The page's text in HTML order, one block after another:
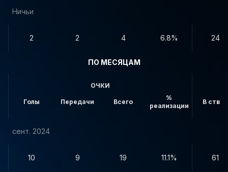
Ничьи
2 2 4 6.8% 24
ПО МЕСЯЦАМ
ОЧКИ
Голы Передачи Всего
%
реализации
В створ
сент. 2024
10 9 19 11.1% 61